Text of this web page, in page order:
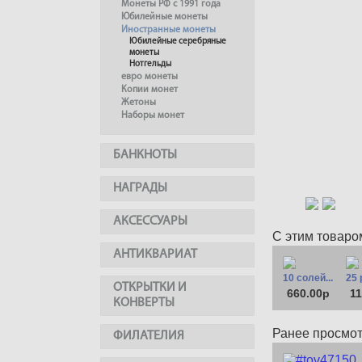
Монеты РФ с 1991 года
Юбилейные монеты
Иностранные монеты
Юбилейные серебряные
монеты
Нотгельды
евро монеты
Копии монет
Жетоны
Наборы монет
БАНКНОТЫ
НАГРАДЫ
АКСЕССУАРЫ
АНТИКВАРИАТ
ОТКРЫТКИ И
КОНВЕРТЫ
ФИЛАТЕЛИЯ
С этим
10 солей...
660.00р
25
Ранее